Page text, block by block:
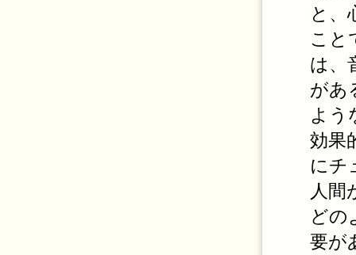
と、
こと
は、
があ
よう
効果
にチ
人間
どの
要が